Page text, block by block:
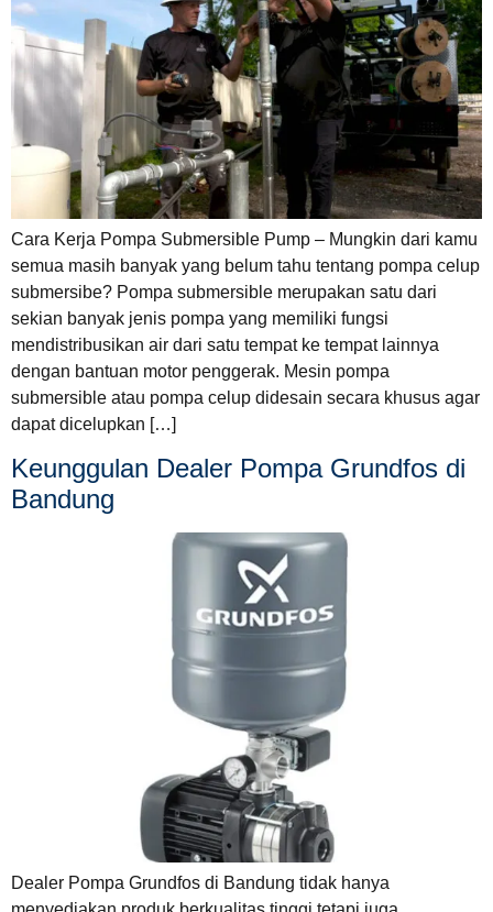
Cara Kerja Pompa Submersible Pump – Mungkin dari kamu
semua masih banyak yang belum tahu tentang pompa celup
submersibe? Pompa submersible merupakan satu dari
sekian banyak jenis pompa yang memiliki fungsi
mendistribusikan air dari satu tempat ke tempat lainnya
dengan bantuan motor penggerak. Mesin pompa
submersible atau pompa celup didesain secara khusus agar
dapat dicelupkan […]
Keunggulan Dealer Pompa Grundfos di
Bandung
Dealer Pompa Grundfos di Bandung tidak hanya